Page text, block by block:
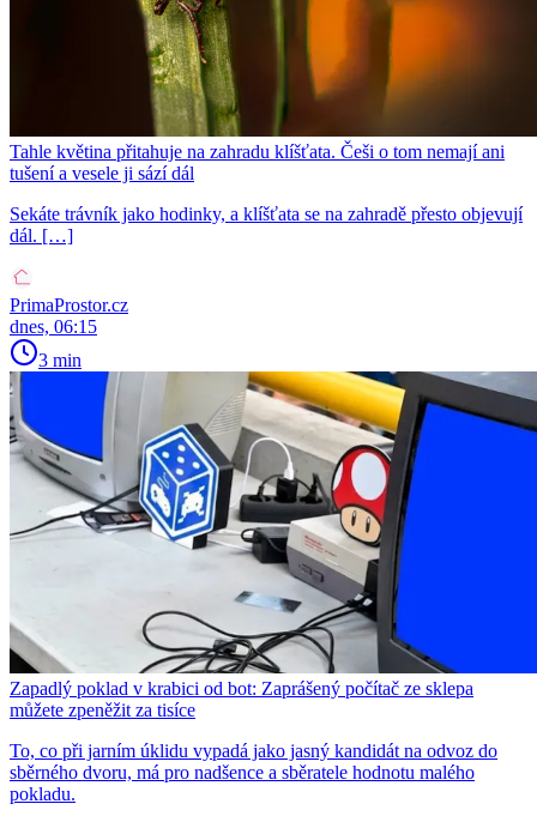
Tahle květina přitahuje na zahradu klíšťata. Češi o tom nemají ani
tušení a vesele ji sází dál
Sekáte trávník jako hodinky, a klíšťata se na zahradě přesto objevují
dál. […]
PrimaProstor.cz
dnes, 06:15
3 min
Zapadlý poklad v krabici od bot: Zaprášený počítač ze sklepa
můžete zpeněžit za tisíce
To, co při jarním úklidu vypadá jako jasný kandidát na odvoz do
sběrného dvoru, má pro nadšence a sběratele hodnotu malého
pokladu.